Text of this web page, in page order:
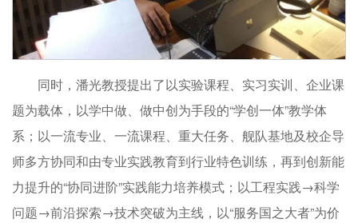
同时，潘光教授提出了以实验课程、实习实训、企业课
题为载体，以学中做、做中创为手段的“学创一体”教学体
系；以一流专业、一流课程、重大任务、舰队基地及校企导
师多方协同和由专业实践教育到行业特色训练，再到创新能
力提升的“协同进阶”实践能力培养模式；以工程实践→科学
问题→前沿探索→技术突破为主线，以“服务国之大者”为价